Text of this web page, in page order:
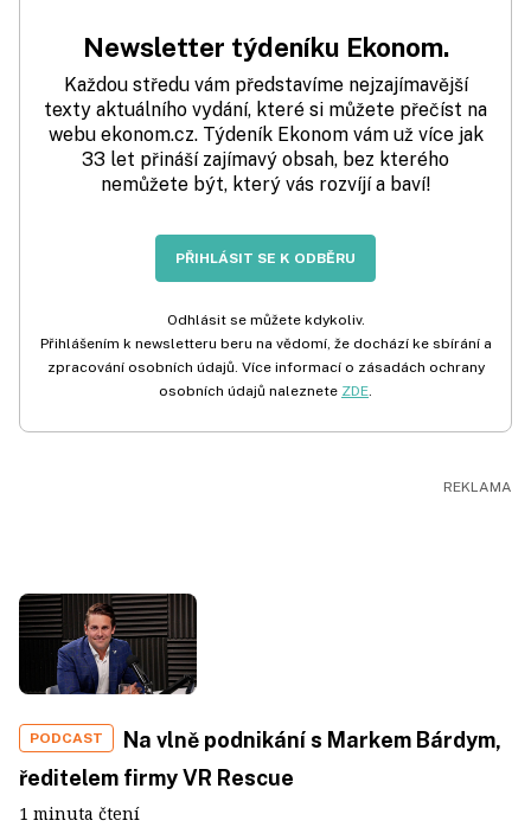
Newsletter týdeníku Ekonom.
Každou středu vám představíme nejzajímavější
texty aktuálního vydání, které si můžete přečíst na
webu ekonom.cz. Týdeník Ekonom vám už více jak
33 let přináší zajímavý obsah, bez kterého
nemůžete být, který vás rozvíjí a baví!
PŘIHLÁSIT SE K ODBĚRU
Odhlásit se můžete kdykoliv.
Přihlášením k newsletteru beru na vědomí, že dochází ke sbírání a
zpracování osobních údajů. Více informací o zásadách ochrany
osobních údajů naleznete ZDE.
PODCAST
Na vlně podnikání s Markem Bárdym,
ředitelem firmy VR Rescue
1 minuta čtení